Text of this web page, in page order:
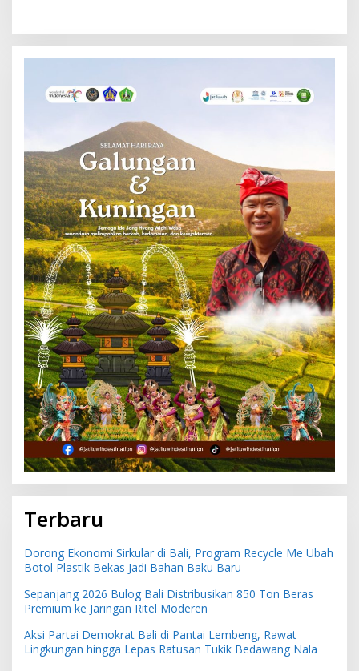
Terbaru
Dorong Ekonomi Sirkular di Bali, Program Recycle Me Ubah
Botol Plastik Bekas Jadi Bahan Baku Baru
Sepanjang 2026 Bulog Bali Distribusikan 850 Ton Beras
Premium ke Jaringan Ritel Moderen
Aksi Partai Demokrat Bali di Pantai Lembeng, Rawat
Lingkungan hingga Lepas Ratusan Tukik Bedawang Nala